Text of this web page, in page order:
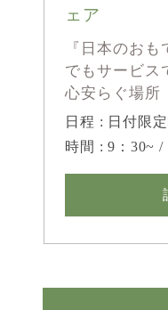
ェア
『日本のお
でもサービス
心安らぐ場所
日程 : 日付限
時間 : 9：30~ /